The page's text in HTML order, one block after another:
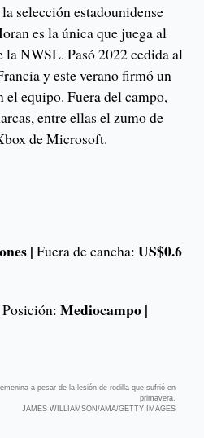
selección estadounidense
es la única que juega al
NWSL. Pasó 2022 cedida al
y este verano firmó un
el equipo. Fuera del campo,
entre ellas el zumo de
de Microsoft.
| Fuera de cancha: US$0.6
Posición: Mediocampo |
a pesar de la lesión de rodilla que sufrió en
primavera.
JAMES WILLIAMSON/AMA/GETTY IMAGES